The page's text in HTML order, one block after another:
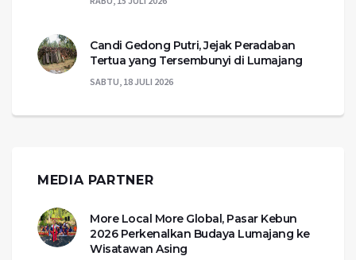
Candi Gedong Putri, Jejak Peradaban
Tertua yang Tersembunyi di Lumajang
SABTU, 18 JULI 2026
MEDIA PARTNER
More Local More Global, Pasar Kebun
2026 Perkenalkan Budaya Lumajang ke
Wisatawan Asing